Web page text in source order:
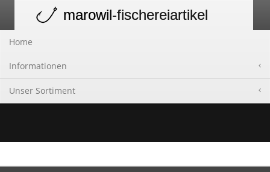
navigation
marowil-fischereiartikel
Home
Informationen
Unser Sortiment